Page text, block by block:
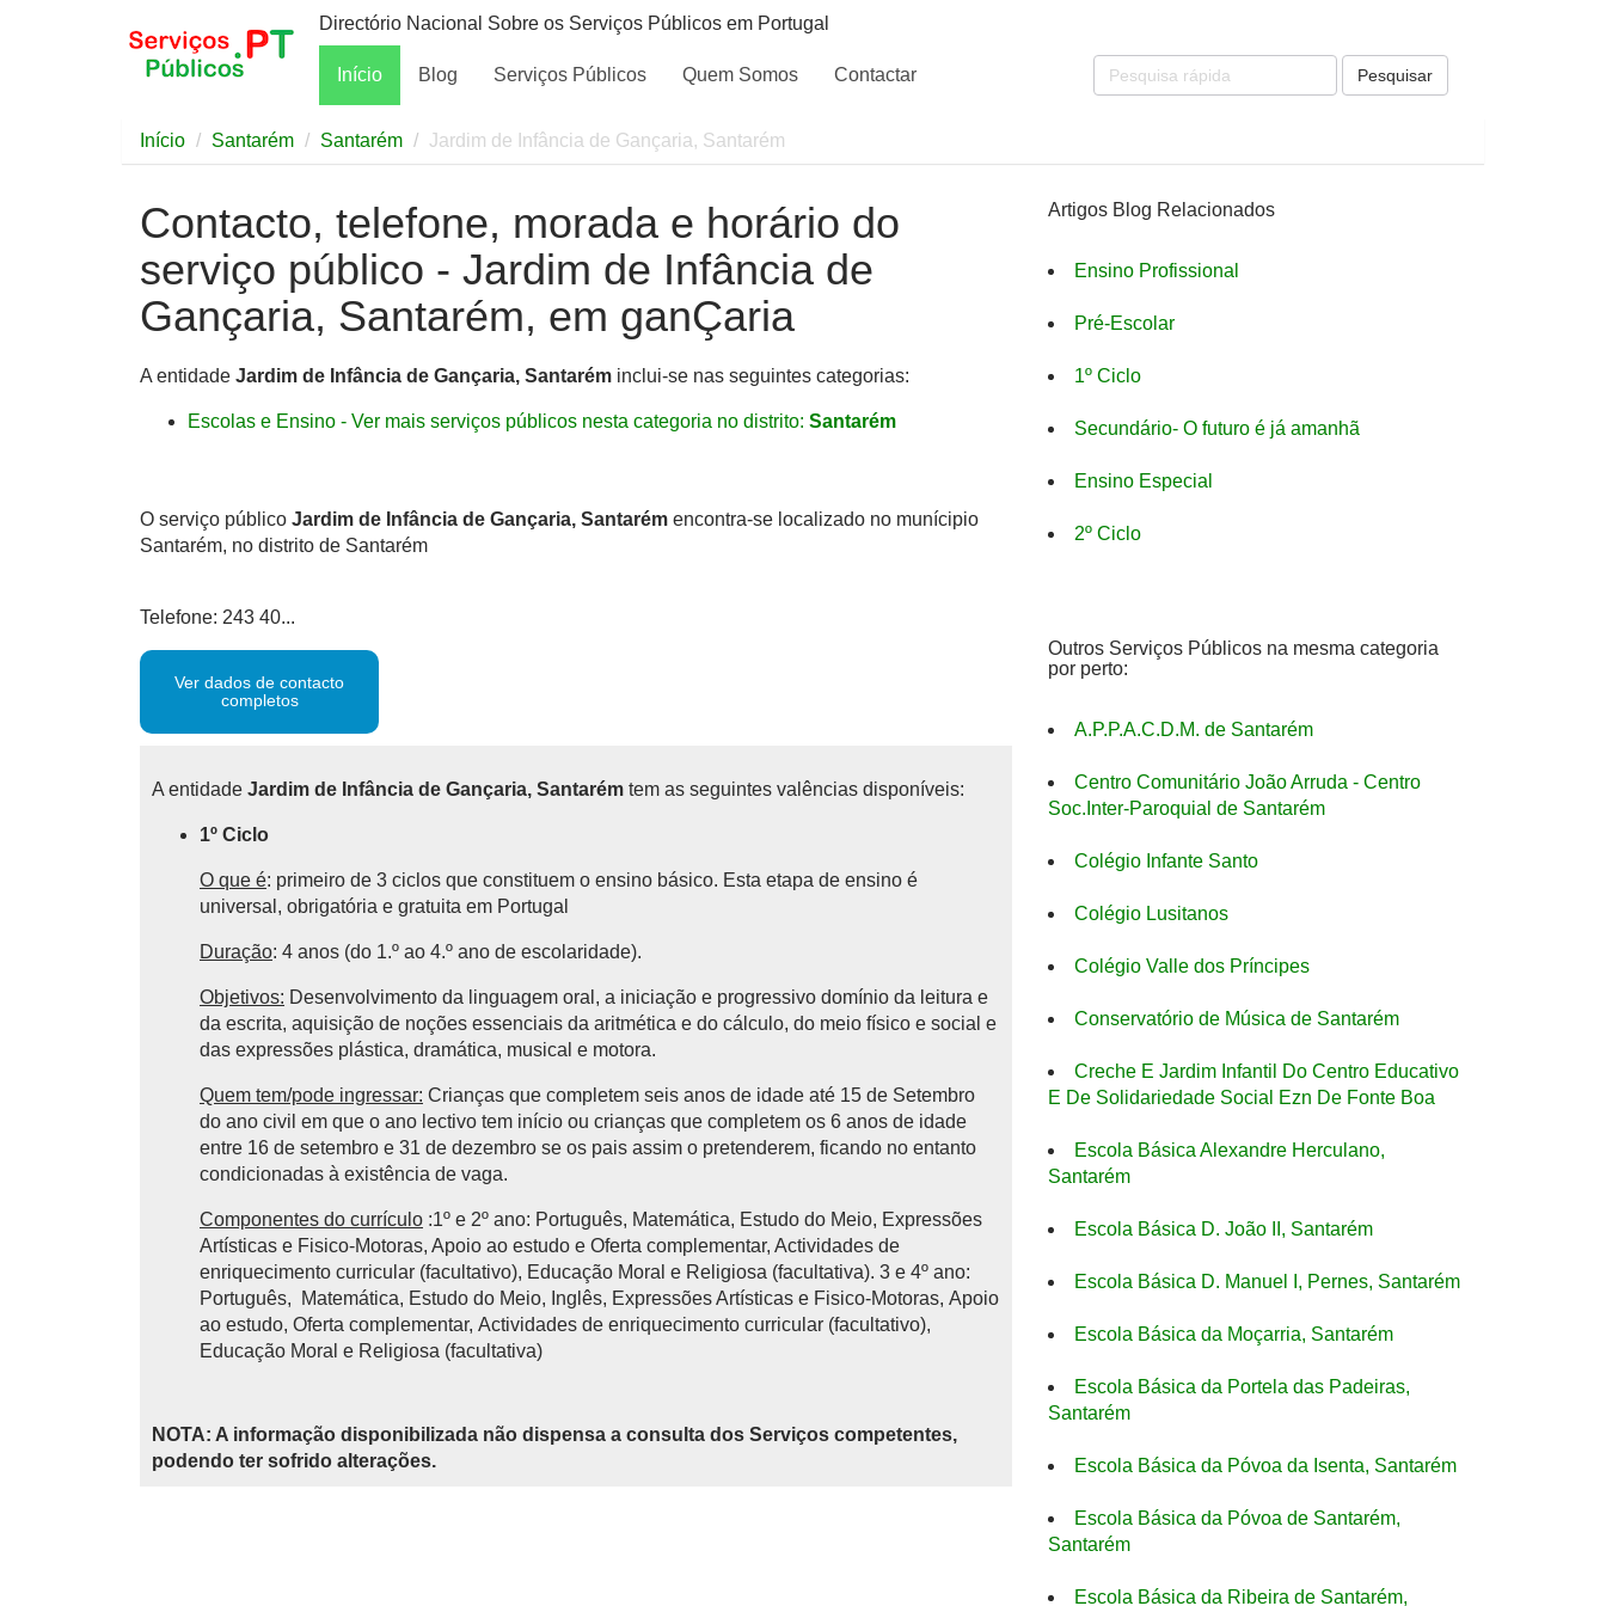
Directório Nacional Sobre os Serviços Públicos em Portugal
Início Blog Serviços Públicos Quem Somos Contactar Pesquisar
Início Santarém Santarém Jardim de Infância de Gançaria, Santarém
Contacto, telefone, morada e horário do
serviço público - Jardim de Infância de
Gançaria, Santarém, em ganÇaria
A entidade Jardim de Infância de Gançaria, Santarém inclui-se nas seguintes categorias:
Escolas e Ensino - Ver mais serviços públicos nesta categoria no distrito: Santarém
O serviço público Jardim de Infância de Gançaria, Santarém encontra-se localizado no munícipio
Santarém, no distrito de Santarém
Telefone: 243 40...
Ver dados de contacto
completos
A entidade Jardim de Infância de Gançaria, Santarém tem as seguintes valências disponíveis:
1º Ciclo
O que é: primeiro de 3 ciclos que constituem o ensino básico. Esta etapa de ensino é
universal, obrigatória e gratuita em Portugal
Duração: 4 anos (do 1.º ao 4.º ano de escolaridade).
Objetivos: Desenvolvimento da linguagem oral, a iniciação e progressivo domínio da leitura e
da escrita, aquisição de noções essenciais da aritmética e do cálculo, do meio físico e social e
das expressões plástica, dramática, musical e motora.
Quem tem/pode ingressar: Crianças que completem seis anos de idade até 15 de Setembro
do ano civil em que o ano lectivo tem início ou crianças que completem os 6 anos de idade
entre 16 de setembro e 31 de dezembro se os pais assim o pretenderem, ficando no entanto
condicionadas à existência de vaga.
Componentes do currículo :1º e 2º ano: Português, Matemática, Estudo do Meio, Expressões
Artísticas e Fisico-Motoras, Apoio ao estudo e Oferta complementar, Actividades de
enriquecimento curricular (facultativo), Educação Moral e Religiosa (facultativa). 3 e 4º ano:
Português, Matemática, Estudo do Meio, Inglês, Expressões Artísticas e Fisico-Motoras, Apoio
ao estudo, Oferta complementar, Actividades de enriquecimento curricular (facultativo),
Educação Moral e Religiosa (facultativa)
NOTA: A informação disponibilizada não dispensa a consulta dos Serviços competentes,
podendo ter sofrido alterações.
Artigos Blog Relacionados
Ensino Profissional
Pré-Escolar
1º Ciclo
Secundário- O futuro é já amanhã
Ensino Especial
2º Ciclo
Outros Serviços Públicos na mesma categoria
por perto:
A.P.P.A.C.D.M. de Santarém
Centro Comunitário João Arruda - Centro
Soc.Inter-Paroquial de Santarém
Colégio Infante Santo
Colégio Lusitanos
Colégio Valle dos Príncipes
Conservatório de Música de Santarém
Creche E Jardim Infantil Do Centro Educativo
E De Solidariedade Social Ezn De Fonte Boa
Escola Básica Alexandre Herculano,
Santarém
Escola Básica D. João II, Santarém
Escola Básica D. Manuel I, Pernes, Santarém
Escola Básica da Moçarria, Santarém
Escola Básica da Portela das Padeiras,
Santarém
Escola Básica da Póvoa da Isenta, Santarém
Escola Básica da Póvoa de Santarém,
Santarém
Escola Básica da Ribeira de Santarém,